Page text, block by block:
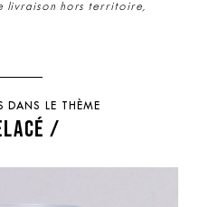
livraison hors territoire,
DANS LE THÈME
/